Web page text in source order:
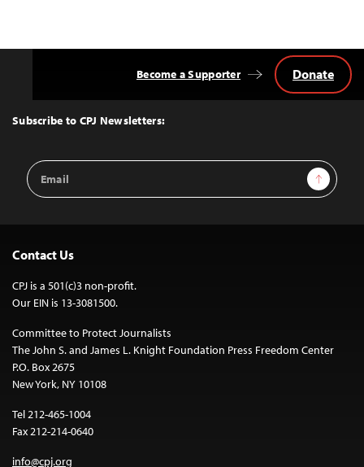
Top
Subscribe to CPJ Newsletters:
Email
Address
Sign Up
Become a Supporter Donate
Contact Us
CPJ is a 501(c)3 non-profit.
Our EIN is 13-3081500.
Committee to Protect Journalists
The John S. and James L. Knight Foundation Press Freedom Center
P.O. Box 2675
New York, NY 10108
Tel 212-465-1004
Fax 212-214-0640
info@cpj.org